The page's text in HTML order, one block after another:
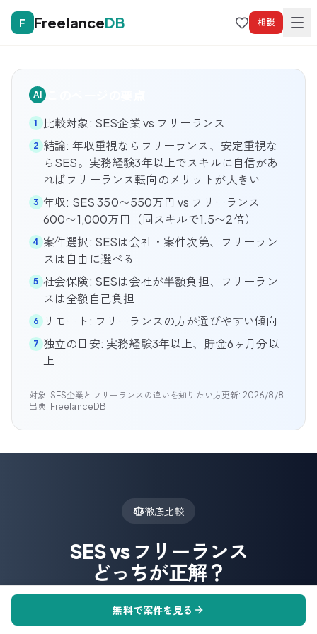
F FreelanceDB 相談
AI
1 比較対象: SES企業 vs フリーランス
2 結論: 年収重視ならフリーランス、安定重視な
らSES。実務経験3年以上でスキルに自信があ
ればフリーランス転向のメリットが大きい
3 年収: SES 350〜550万円 vs フリーランス
600〜1,000万円（同スキルで1.5〜2倍）
4 案件選択: SESは会社・案件次第、フリーラン
スは自由に選べる
5 社会保険: SESは会社が半額負担、フリーラン
スは全額自己負担
6 リモート: フリーランスの方が選びやすい傾向
7 独立の目安: 実務経験3年以上、貯金6ヶ月分以
上
対象: SES企業とフリーランスの違いを知りたい方更新: 2026/8/8
出典: FreelanceDB
徹底比較
SES vs フリーランス
どっちが正解？
年収、安定性、キャリア...SESを辞めるべきか徹底
比較
無料で案件を見る